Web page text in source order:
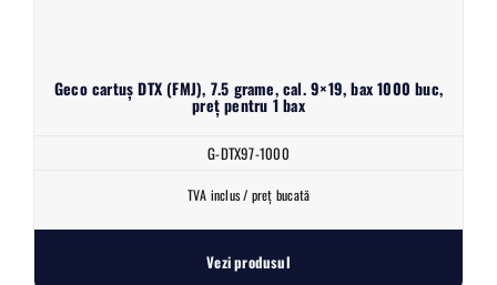
Geco cartuș DTX (FMJ), 7.5 grame, cal. 9×19, bax 1000 buc,
preț pentru 1 bax
G-DTX97-1000
TVA inclus / preț bucată
Vezi produsul